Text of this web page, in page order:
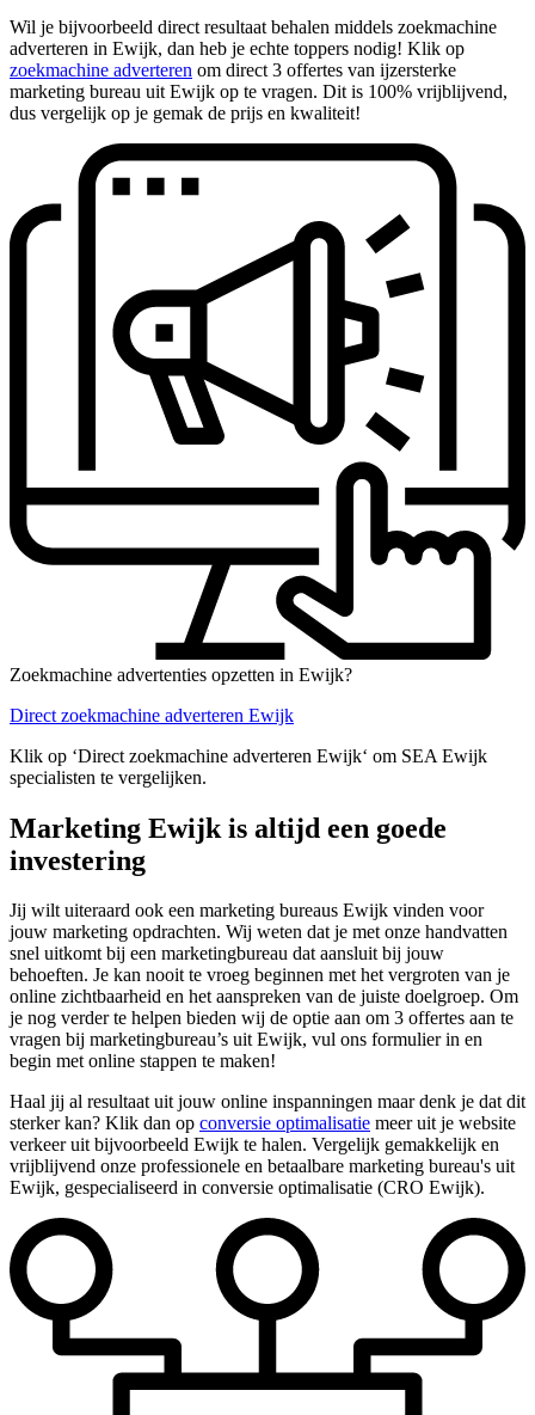
Wil je bijvoorbeeld direct resultaat behalen middels zoekmachine
adverteren in Ewijk, dan heb je echte toppers nodig! Klik op
zoekmachine adverteren om direct 3 offertes van ijzersterke
marketing bureau uit Ewijk op te vragen. Dit is 100% vrijblijvend,
dus vergelijk op je gemak de prijs en kwaliteit!
Zoekmachine advertenties opzetten in Ewijk?
Direct zoekmachine adverteren Ewijk
Klik op ‘Direct zoekmachine adverteren Ewijk‘ om SEA Ewijk
specialisten te vergelijken.
Marketing Ewijk is altijd een goede
investering
Jij wilt uiteraard ook een marketing bureaus Ewijk vinden voor
jouw marketing opdrachten. Wij weten dat je met onze handvatten
snel uitkomt bij een marketingbureau dat aansluit bij jouw
behoeften. Je kan nooit te vroeg beginnen met het vergroten van je
online zichtbaarheid en het aanspreken van de juiste doelgroep. Om
je nog verder te helpen bieden wij de optie aan om 3 offertes aan te
vragen bij marketingbureau’s uit Ewijk, vul ons formulier in en
begin met online stappen te maken!
Haal jij al resultaat uit jouw online inspanningen maar denk je dat dit
sterker kan? Klik dan op conversie optimalisatie meer uit je website
verkeer uit bijvoorbeeld Ewijk te halen. Vergelijk gemakkelijk en
vrijblijvend onze professionele en betaalbare marketing bureau's uit
Ewijk, gespecialiseerd in conversie optimalisatie (CRO Ewijk).